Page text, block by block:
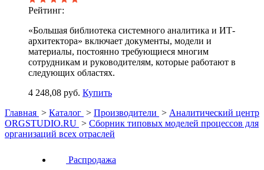
Рейтинг:
«Большая библиотека системного аналитика и ИТ-
архитектора» включает документы, модели и
материалы, постоянно требующиеся многим
сотрудникам и руководителям, которые работают в
следующих областях.
4 248,08 руб. Купить
Главная > Каталог > Производители > Аналитический центр
ORGSTUDIO.RU > Сборник типовых моделей процессов для
организаций всех отраслей
Распродажа